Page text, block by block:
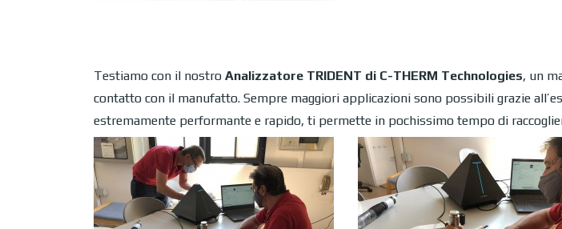
Testiamo con il nostro Analizzatore TRIDENT di C-THERM Technologies, un
contatto con il manufatto. Sempre maggiori applicazioni sono possibili grazie
estremamente performante e rapido, ti permette in pochissimo tempo di